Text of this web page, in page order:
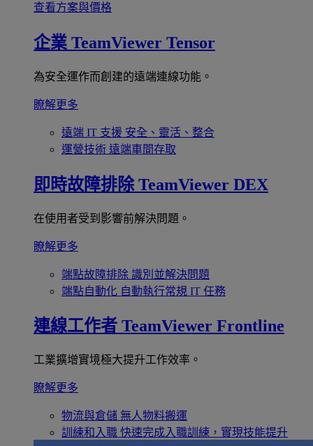
查看方案與價格
企業 TeamViewer Tensor
為安全運作而創建的遠端連線功能。
瞭解更多
遠端 IT 支援 安全、靈活、整合
運營技術 遠端車間存取
即時故障排除 TeamViewer DEX
在使用者受到影響前解決問題。
瞭解更多
端點故障排除 識別並解決問題
端點自動化 自動執行常規 IT 任務
連線工作者 TeamViewer Frontline
工業擴增實境極大提升工作效率。
瞭解更多
物流與倉儲 無人物料搬運
訓練和入職 快速完成入職訓練，實現技能提升